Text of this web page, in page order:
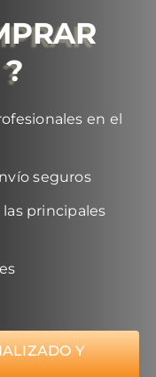
?
en el
seguros
principales
Y